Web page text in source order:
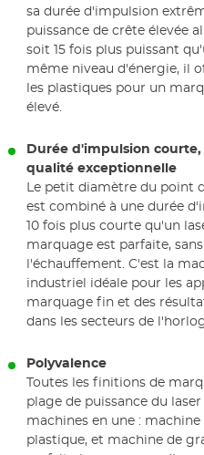
sa durée d'impulsion
puissance de crête élevée
soit 15 fois plus puissant
même niveau d'énergie, il
les plastiques pour un
élevé.
Durée d'impulsion
qualité exceptionnelle
Le petit diamètre du point
est combiné à une durée
10 fois plus courte qu'un
marquage est parfaite,
l'échauffement. C'est la
industriel idéale pour les
marquage fin et des
dans les secteurs de
Polyvalence
Toutes les finitions de
plage de puissance du
machines en une :
plastique, et machine de